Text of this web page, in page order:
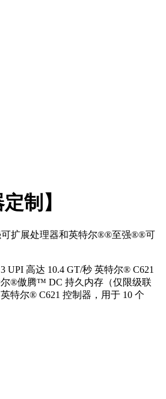
制】
可扩展处理器和英特尔®®至强®®可
高达 10.4 GT/秒 英特尔® C621
尔®傲腾™ DC 持久内存（仅限级联
特尔® C621 控制器，用于 10 个